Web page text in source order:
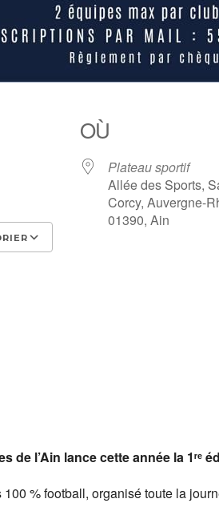
OÙ
Plateau sportif
Allée des Sports,
Corcy, Auvergne-
01390, Ain
de l’Ain lance cette année la 1ʳᵉ
% football, organisé toute la